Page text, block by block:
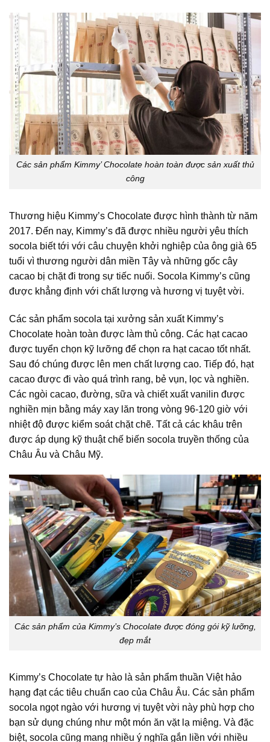
Các sản phẩm Kimmy’ Chocolate hoàn toàn được sản xuất thủ
công
Thương hiệu Kimmy’s Chocolate được hình thành từ năm
2017. Đến nay, Kimmy’s đã được nhiều người yêu thích
socola biết tới với câu chuyện khởi nghiệp của ông già 65
tuổi vì thương người dân miền Tây và những gốc cây
cacao bị chặt đi trong sự tiếc nuối. Socola Kimmy’s cũng
được khẳng định với chất lượng và hương vị tuyệt vời.
Các sản phẩm socola tại xưởng sản xuất Kimmy’s
Chocolate hoàn toàn được làm thủ công. Các hạt cacao
được tuyển chọn kỹ lưỡng để chọn ra hạt cacao tốt nhất.
Sau đó chúng được lên men chất lượng cao. Tiếp đó, hạt
cacao được đi vào quá trình rang, bẻ vụn, lọc và nghiền.
Các ngòi cacao, đường, sữa và chiết xuất vanilin được
nghiền mịn bằng máy xay lăn trong vòng 96-120 giờ với
nhiệt độ được kiểm soát chặt chẽ. Tất cả các khâu trên
được áp dụng kỹ thuật chế biến socola truyền thống của
Châu Âu và Châu Mỹ.
Các sản phẩm của Kimmy’s Chocolate được đóng gói kỹ lưỡng,
đẹp mắt
Kimmy’s Chocolate tự hào là sản phẩm thuần Việt hảo
hạng đạt các tiêu chuẩn cao của Châu Âu. Các sản phẩm
socola ngọt ngào với hương vị tuyệt vời này phù hợp cho
bạn sử dụng chúng như một món ăn vặt lạ miệng. Và đặc
biệt, socola cũng mang nhiều ý nghĩa gắn liền với nhiều